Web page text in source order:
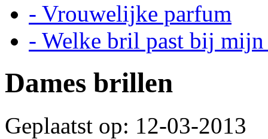
- Vrouwelijke parfum
- Welke bril past bij mijn
Dames brillen
Geplaatst op: 12-03-2013